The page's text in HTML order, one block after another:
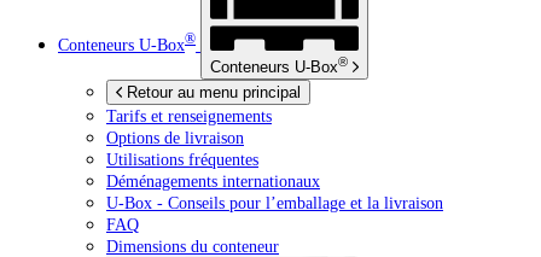
Conteneurs U-Box®
Conteneurs U-Box®
Retour au menu principal
Tarifs et renseignements
Options de livraison
Utilisations fréquentes
Déménagements internationaux
U-Box - Conseils pour l’emballage et la livraison
FAQ
Dimensions du conteneur